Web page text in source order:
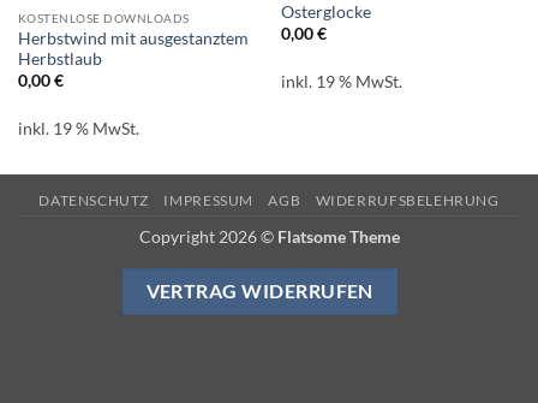
KOSTENLOSE DOWNLOADS
Herbstwind mit ausgestanztem
Herbstlaub
0,00€
inkl. 19 % MwSt.
Osterglocke
0,00€
inkl. 19 % MwSt.
DATENSCHUTZ IMPRESSUM AGB WIDERRUFSBELEHRUNG
Copyright 2026 © Flatsome Theme
VERTRAG WIDERRUFEN